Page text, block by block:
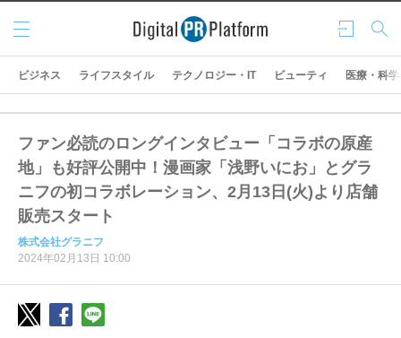
ログ
イン
検索
メニ
ュー
ビジネス ライフスタイル テクノロジー・IT ビューティ 医療・科学
ファン必読のロングインタビュー「コラボの原産
地」も好評公開中！漫画家「浅野いにお」とグラ
ニフの初コラボレーション、2月13日(火)より店舗
販売スタート
株式会社グラニフ
2024年02月13日 10:00